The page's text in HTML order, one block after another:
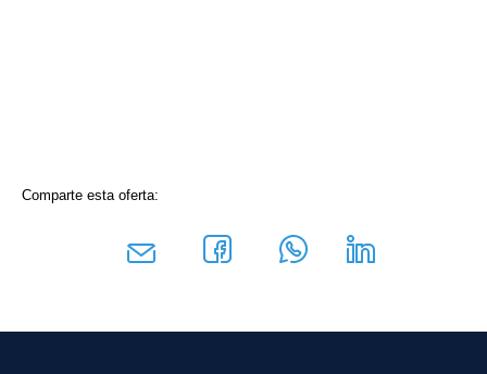
Comparte esta oferta: